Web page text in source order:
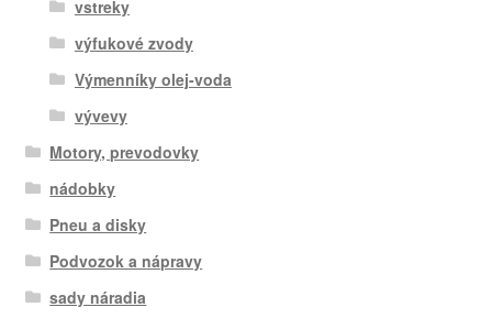
vstreky
výfukové zvody
Výmenníky olej-voda
vývevy
Motory, prevodovky
nádobky
Pneu a disky
Podvozok a nápravy
sady náradia